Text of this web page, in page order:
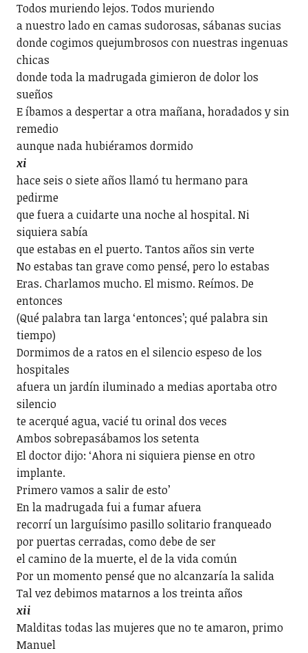
Todos muriendo lejos. Todos muriendo
a nuestro lado en camas sudorosas, sábanas sucias
donde cogimos quejumbrosos con nuestras ingenuas
chicas
donde toda la madrugada gimieron de dolor los
sueños
E íbamos a despertar a otra mañana, horadados y sin
remedio
aunque nada hubiéramos dormido
xi
hace seis o siete años llamó tu hermano para
pedirme
que fuera a cuidarte una noche al hospital. Ni
siquiera sabía
que estabas en el puerto. Tantos años sin verte
No estabas tan grave como pensé, pero lo estabas
Eras. Charlamos mucho. El mismo. Reímos. De
entonces
(Qué palabra tan larga ‘entonces’; qué palabra sin
tiempo)
Dormimos de a ratos en el silencio espeso de los
hospitales
afuera un jardín iluminado a medias aportaba otro
silencio
te acerqué agua, vacié tu orinal dos veces
Ambos sobrepasábamos los setenta
El doctor dijo: ‘Ahora ni siquiera piense en otro
implante.
Primero vamos a salir de esto’
En la madrugada fui a fumar afuera
recorrí un larguísimo pasillo solitario franqueado
por puertas cerradas, como debe de ser
el camino de la muerte, el de la vida común
Por un momento pensé que no alcanzaría la salida
Tal vez debimos matarnos a los treinta años
xii
Malditas todas las mujeres que no te amaron, primo
Manuel